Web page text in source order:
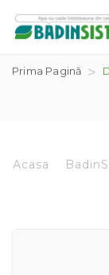
Prima Pagină
Acasa